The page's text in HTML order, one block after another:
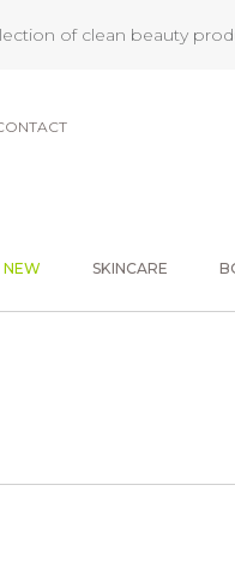
of clean beauty
NEW SKINCARE